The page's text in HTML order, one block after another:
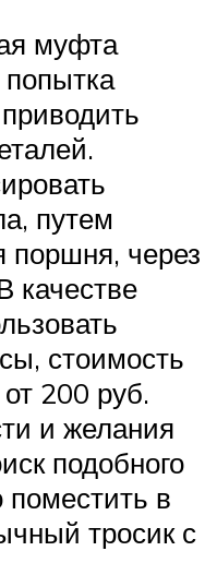
муфта
попытка
путем
поршня, через
качестве
стоимость
200 руб.
и желания
подобного
поместить в
тросик с